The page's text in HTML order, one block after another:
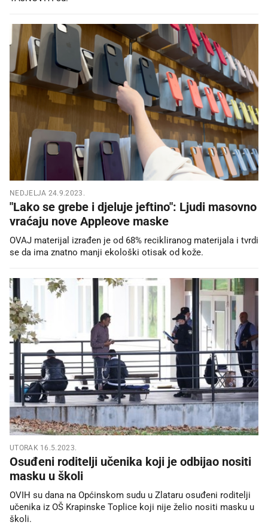
NEDJELJA 24.9.2023.
"Lako se grebe i djeluje jeftino": Ljudi masovno
vraćaju nove Appleove maske
OVAJ materijal izrađen je od 68% recikliranog materijala i tvrdi
se da ima znatno manji ekološki otisak od kože.
UTORAK 16.5.2023.
Osuđeni roditelji učenika koji je odbijao nositi
masku u školi
OVIH su dana na Općinskom sudu u Zlataru osuđeni roditelji
učenika iz OŠ Krapinske Toplice koji nije želio nositi masku u
školi.